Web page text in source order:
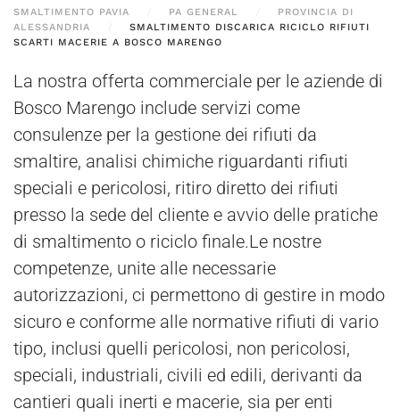
SMALTIMENTO PAVIA PA GENERAL
PROVINCIA DI
ALESSANDRIA
SMALTIMENTO DISCARICA RICICLO RIFIUTI
SCARTI MACERIE A BOSCO MARENGO
La nostra offerta commerciale per le aziende di
Bosco Marengo include servizi come
consulenze per la gestione dei rifiuti da
smaltire, analisi chimiche riguardanti rifiuti
speciali e pericolosi, ritiro diretto dei rifiuti
presso la sede del cliente e avvio delle pratiche
di smaltimento o riciclo finale.Le nostre
competenze, unite alle necessarie
autorizzazioni, ci permettono di gestire in modo
sicuro e conforme alle normative rifiuti di vario
tipo, inclusi quelli pericolosi, non pericolosi,
speciali, industriali, civili ed edili, derivanti da
cantieri quali inerti e macerie, sia per enti